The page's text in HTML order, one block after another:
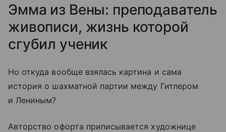
Эмма из Вены: преподаватель
живописи, жизнь которой
сгубил ученик
Но откуда вообще взялась картина и сама
история о шахматной партии между Гитлером
и Лениным?
Авторство офорта приписывается художнице